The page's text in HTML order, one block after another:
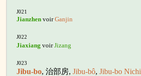
J021
Jianzhen voirGanjin
J022
Jiaxiang voirJizang
J023
Jibu-bo, 治部房, Jibu-bô,Jibu-bo